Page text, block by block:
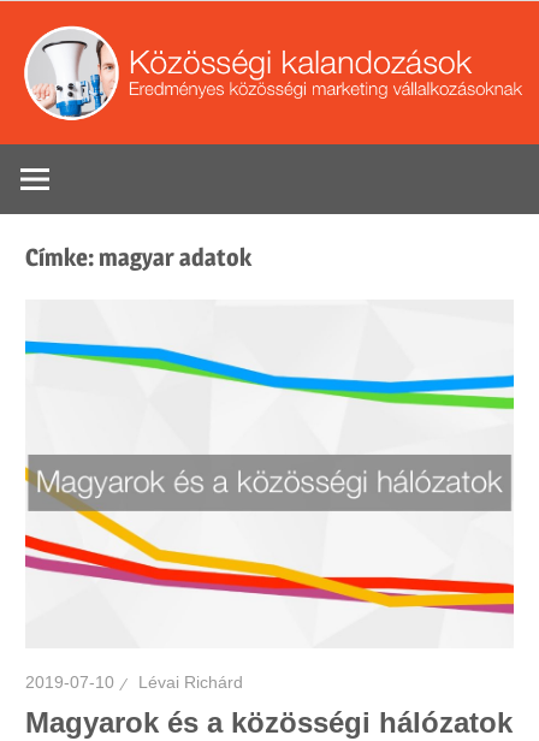
content
közösségi
tippek
Címke:magyar adatok
2019-07-10 Lévai Richárd
Magyarok és a közösségi hálózatok